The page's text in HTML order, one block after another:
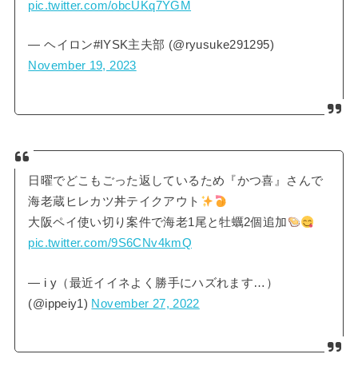
pic.twitter.com/obcUKq7YGM
— ヘイロン#IYSK主夫部 (@ryusuke291295)
November 19, 2023
日曜でどこもごった返しているため『かつ喜』さんで
海老蔵ヒレカツ丼テイクアウト
大阪ペイ使い切り案件で海老1尾と牡蠣2個追加
pic.twitter.com/9S6CNv4kmQ
— i y（最近イイネよく勝手にハズれます…）
(@ippeiy1) November 27, 2022